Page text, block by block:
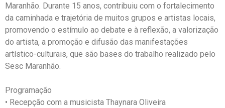
Maranhão. Durante 15 anos, contribuiu com o fortalecimento
da caminhada e trajetória de muitos grupos e artistas locais,
promovendo o estímulo ao debate e à reflexão, a valorização
do artista, a promoção e difusão das manifestações
artístico-culturais, que são bases do trabalho realizado pelo
Sesc Maranhão.
Programação
• Recepção com a musicista Thaynara Oliveira